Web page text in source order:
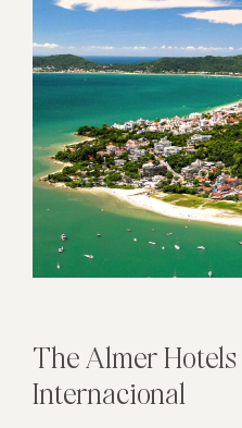
The Almer
Internacional